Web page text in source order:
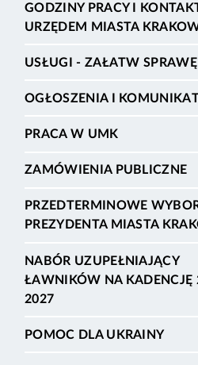
GODZINY PRACY I
URZĘDEM MIASTA
USŁUGI - ZAŁATW SPRAWĘ
OGŁOSZENIA I
PRACA W UMK
ZAMÓWIENIA PUBLICZNE
PRZEDTERMINOWE
PREZYDENTA MIASTA
NABÓR UZUPEŁNIAJĄCY
ŁAWNIKÓW NA KADENCJĘ
2027
POMOC DLA UKRAINY